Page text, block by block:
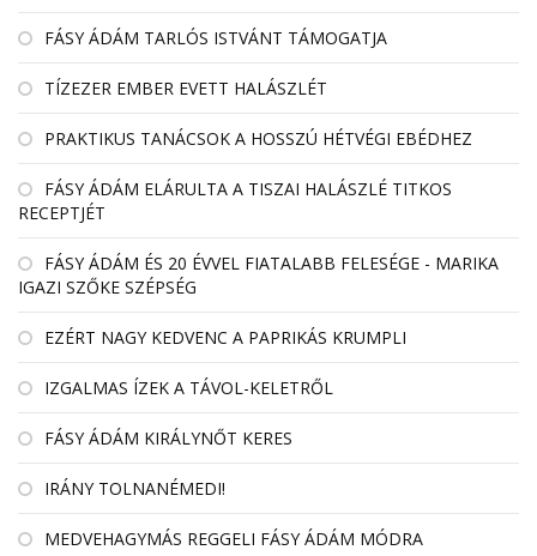
FÁSY ÁDÁM TARLÓS ISTVÁNT TÁMOGATJA
TÍZEZER EMBER EVETT HALÁSZLÉT
PRAKTIKUS TANÁCSOK A HOSSZÚ HÉTVÉGI EBÉDHEZ
FÁSY ÁDÁM ELÁRULTA A TISZAI HALÁSZLÉ TITKOS
RECEPTJÉT
FÁSY ÁDÁM ÉS 20 ÉVVEL FIATALABB FELESÉGE - MARIKA
IGAZI SZŐKE SZÉPSÉG
EZÉRT NAGY KEDVENC A PAPRIKÁS KRUMPLI
IZGALMAS ÍZEK A TÁVOL-KELETRŐL
FÁSY ÁDÁM KIRÁLYNŐT KERES
IRÁNY TOLNANÉMEDI!
MEDVEHAGYMÁS REGGELI FÁSY ÁDÁM MÓDRA